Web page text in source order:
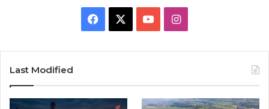
Facebook YouTubeInstagram
Last Modified